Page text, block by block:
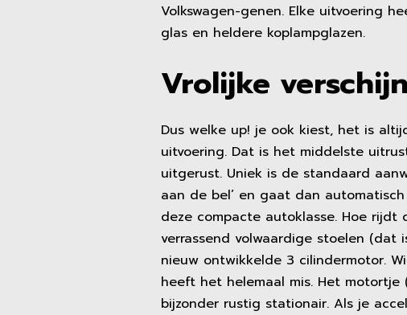
Volkswagen-genen. Elke uitvoering
glas en heldere koplampglazen.
Vrolijke
Dus welke up! je ook kiest, het is
uitvoering. Dat is het middelste
uitgerust. Uniek is de standaard
aan de bel’ en gaat dan
deze compacte autoklasse. Hoe
verrassend volwaardige stoelen
nieuw ontwikkelde 3 cilindermotor.
heeft het helemaal mis. Het
bijzonder rustig stationair. Als je